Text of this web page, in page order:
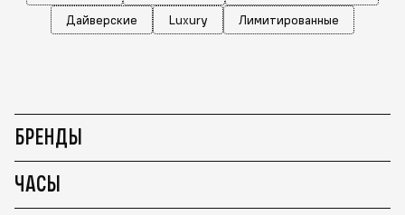
Дайверские
Luxury Лимитированные
БРЕНДЫ
ЧАСЫ